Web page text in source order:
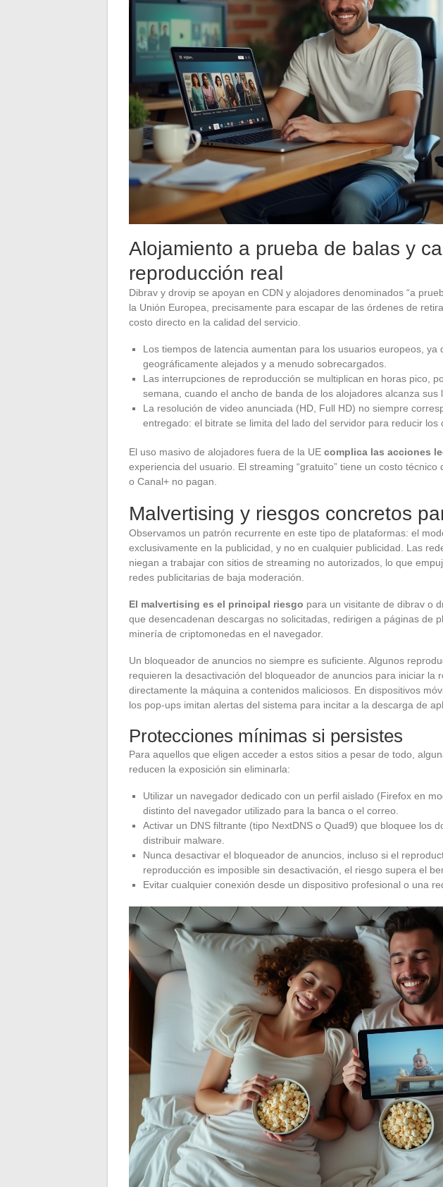
Alojamiento a prueba de balas y
reproducción real
Dibrav y drovip se apoyan en CDN y alojadores denominados “a
la Unión Europea, precisamente para escapar de las órdenes de
costo directo en la calidad del servicio.
Los tiempos de latencia aumentan para los usuarios europeos, ya
geográficamente alejados y a menudo sobrecargados.
Las interrupciones de reproducción se multiplican en horas pico,
semana, cuando el ancho de banda de los alojadores alcanza sus
La resolución de video anunciada (HD, Full HD) no siempre
entregado: el bitrate se limita del lado del servidor para reducir los
El uso masivo de alojadores fuera de la UE complica las acciones
experiencia del usuario. El streaming “gratuito” tiene un costo
o Canal+ no pagan.
Malvertising y riesgos concretos
Observamos un patrón recurrente en este tipo de plataformas: el
exclusivamente en la publicidad, y no en cualquier publicidad. Las
niegan a trabajar con sitios de streaming no autorizados, lo que
redes publicitarias de baja moderación.
El malvertising es el principal riesgo para un visitante de dibrav o
que desencadenan descargas no solicitadas, redirigen a páginas de
minería de criptomonedas en el navegador.
Un bloqueador de anuncios no siempre es suficiente. Algunos
requieren la desactivación del bloqueador de anuncios para iniciar la
directamente la máquina a contenidos maliciosos. En dispositivos
los pop-ups imitan alertas del sistema para incitar a la descarga de
Protecciones mínimas si persistes
Para aquellos que eligen acceder a estos sitios a pesar de todo,
reducen la exposición sin eliminarla:
Utilizar un navegador dedicado con un perfil aislado (Firefox en
distinto del navegador utilizado para la banca o el correo.
Activar un DNS filtrante (tipo NextDNS o Quad9) que bloquee los
distribuir malware.
Nunca desactivar el bloqueador de anuncios, incluso si el
reproducción es imposible sin desactivación, el riesgo supera el
Evitar cualquier conexión desde un dispositivo profesional o una